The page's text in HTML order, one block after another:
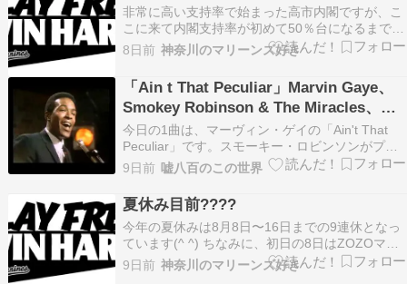
非常に高い支持率で始まった高市内閣ですが、こ
こに来て内閣支持率が初めて50％台になるまでに
激落ちしています(>_ 国会終了後の記者会見で、
高市総理曰く『私自身が分析することは困難、原
因は分かりません』だそうですが、そんなことは
ないわけでして･･･本当に判らないのなら総理失
格では？…
8日前 神奈川のマリーンズ好き
「Ain t That Peculiar」Marvin Gaye、
Smokey Robinson & The Miracles、
Aaron Neville
今日の1曲は、マーヴィン・ゲイの「Ain't That
Peculiar」です。スモーキー・ロビンソンがプロ
デュースし、ロビンソンとミラクルズのメンバー
であるボビー・ロジャース、ピート・ムーア、マ
ーヴ・タープリンが作詞作曲を手がけました。ス
モーキー・ロビンソン＆ザ・ミラクルズのヴ…
9日前 嘘八百のこの世界
夏休み目前????
今年の夏休みは8月8日〜16日までの9連休となっ
ています(^ ^) ちなみに、初日の8日はZOZOマリ
ン参戦予定です????️ プラックサマーウィークの
ナイターなので、昼間は成田山新勝寺周辺でうな
9日前 神奈川のマリーンズ好き